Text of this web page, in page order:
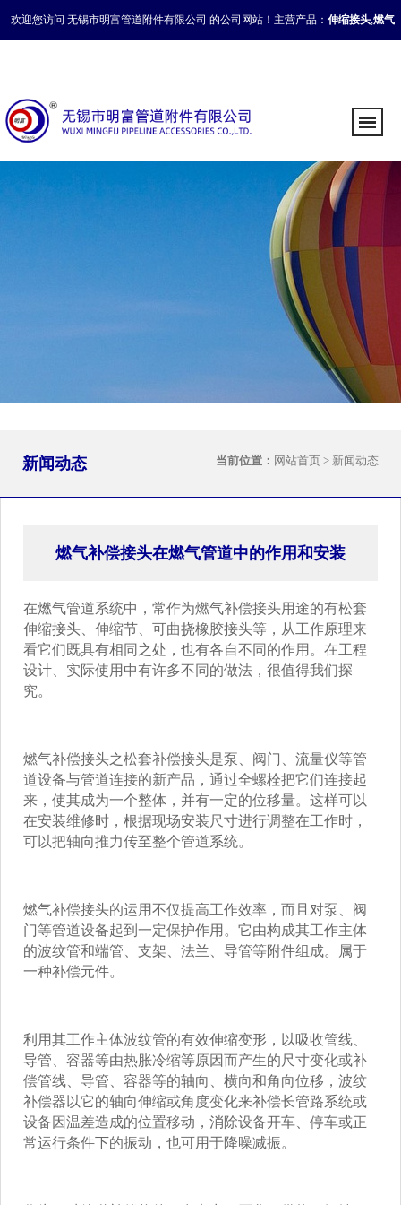
欢迎您访问 无锡市明富管道附件有限公司 的公司网站！主营产品： 伸缩接头,燃气
新闻动态 当前位置： 网站首页 > 新闻动态
燃气补偿接头在燃气管道中的作用和安装
在燃气管道系统中，常作为燃气补偿接头用途的有松套
伸缩接头、伸缩节、可曲挠橡胶接头等，从工作原理来
看它们既具有相同之处，也有各自不同的作用。在工程
设计、实际使用中有许多不同的做法，很值得我们探
究。
燃气补偿接头之松套补偿接头是泵、阀门、流量仪等管
道设备与管道连接的新产品，通过全螺栓把它们连接起
来，使其成为一个整体，并有一定的位移量。这样可以
在安装维修时，根据现场安装尺寸进行调整在工作时，
可以把轴向推力传至整个管道系统。
燃气补偿接头的运用不仅提高工作效率，而且对泵、阀
门等管道设备起到一定保护作用。它由构成其工作主体
的波纹管和端管、支架、法兰、导管等附件组成。属于
一种补偿元件。
利用其工作主体波纹管的有效伸缩变形，以吸收管线、
导管、容器等由热胀冷缩等原因而产生的尺寸变化或补
偿管线、导管、容器等的轴向、横向和角向位移，波纹
补偿器以它的轴向伸缩或角度变化来补偿长管路系统或
设备因温差造成的位置移动，消除设备开车、停车或正
常运行条件下的振动，也可用于降噪减振。